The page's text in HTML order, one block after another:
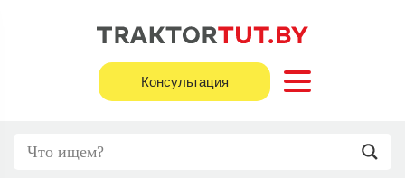
Консультация